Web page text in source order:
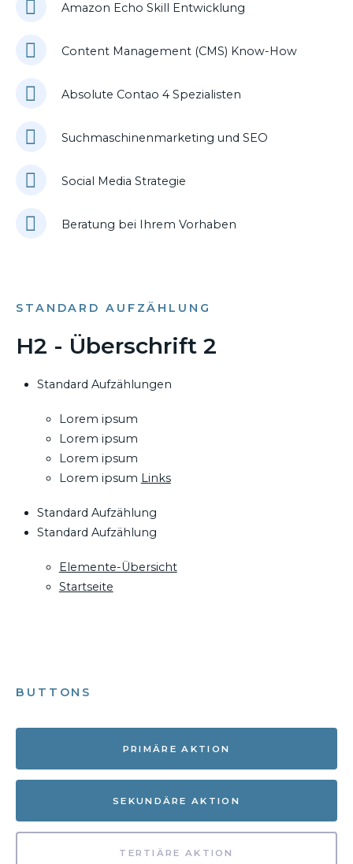
Amazon Echo Skill Entwicklung
Content Management (CMS) Know-How
Absolute Contao 4 Spezialisten
Suchmaschinenmarketing und SEO
Social Media Strategie
Beratung bei Ihrem Vorhaben
STANDARD AUFZÄHLUNG
H2 - Überschrift 2
Standard Aufzählungen
Lorem ipsum
Lorem ipsum
Lorem ipsum
Lorem ipsum Links
Standard Aufzählung
Standard Aufzählung
Elemente-Übersicht
Startseite
BUTTONS
PRIMÄRE AKTION
SEKUNDÄRE AKTION
TERTIÄRE AKTION